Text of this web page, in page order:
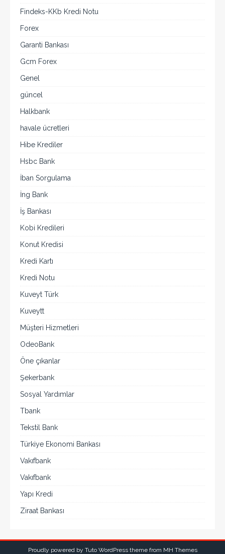
Findeks-KKb Kredi Notu
Forex
Garanti Bankası
Gcm Forex
Genel
güncel
Halkbank
havale ücretleri
Hibe Krediler
Hsbc Bank
İban Sorgulama
İng Bank
İş Bankası
Kobi Kredileri
Konut Kredisi
Kredi Kartı
Kredi Notu
Kuveyt Türk
Kuveytt
Müşteri Hizmetleri
OdeoBank
Öne çıkanlar
Şekerbank
Sosyal Yardımlar
Tbank
Tekstil Bank
Türkiye Ekonomi Bankası
Vakıfbank
Vakıfbank
Yapı Kredi
Ziraat Bankası
Proudly powered by Tuto WordPress theme from MH Themes